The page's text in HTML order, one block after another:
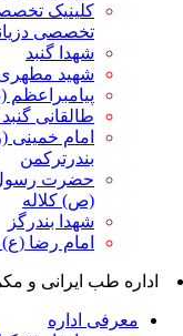
تخصصی و فوق
دزیانی
مطهری گنبد
(ص) گنبد
گنبد کاووس
خمینی (ره)
رسول اکرم
بندرگز
رضا (ع) خانببین
و مکمل